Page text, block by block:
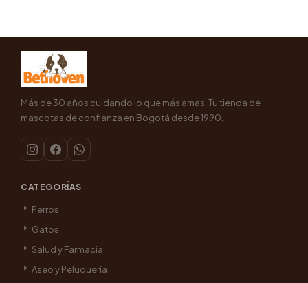
Más de 30 años cuidando lo que más amas. Tu tienda de
mascotas de confianza en Bogotá desde 1990.
CATEGORÍAS
Perros
Gatos
Salud y Farmacia
Aseo y Peluquería